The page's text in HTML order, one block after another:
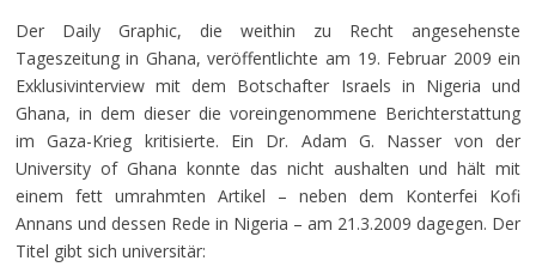
Der Daily Graphic, die weithin zu Recht angesehenste
Tageszeitung in Ghana, veröffentlichte am 19. Februar 2009 ein
Exklusivinterview mit dem Botschafter Israels in Nigeria und
Ghana, in dem dieser die voreingenommene Berichterstattung
im Gaza-Krieg kritisierte. Ein Dr. Adam G. Nasser von der
University of Ghana konnte das nicht aushalten und hält mit
einem fett umrahmten Artikel – neben dem Konterfei Kofi
Annans und dessen Rede in Nigeria – am 21.3.2009 dagegen. Der
Titel gibt sich universitär: